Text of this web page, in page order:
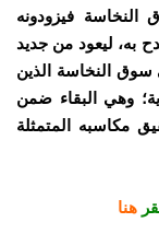
ﺍﻟﻨﺨﺎﺳﺔ ﻓﻴﺰﻭﺩﻭﻧﻪ
ﺑﻪ، ﻟﻴﻌﻮﺩ ﻣﻦ ﺟﺪﻳﺪ
ﺍﻟﻨﺨﺎﺳﺔ ﺍﻟﺬﻳﻦ
ﻭﻫﻲ ﺍﻟﺒﻘﺎﺀ ﺿﻤﻦ
ﻣﻜﺎﺳﺒﻪ ﺍﻟﻤﺘﻤﺜﻠﺔ
هنا